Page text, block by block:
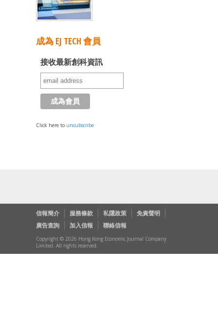
成為 EJ TECH 會員
接收最新創科資訊
Click here to unsubscribe
信報簡介 服務條款 私隱政策
免責聲明
廣告查詢
加入信報 聯絡信報
Copyright © 2026 Hong Kong Economic Journal Company
Limited. All rights reserved.